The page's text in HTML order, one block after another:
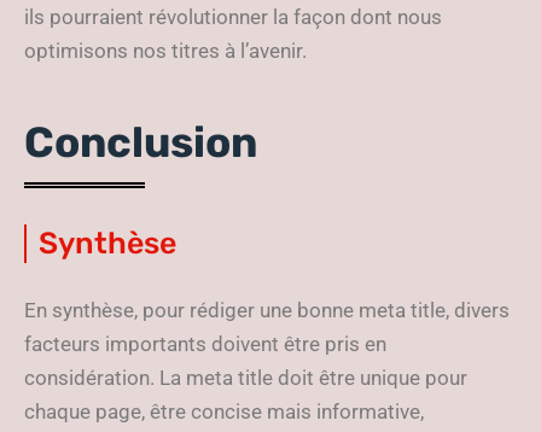
ils pourraient révolutionner la façon dont nous
optimisons nos titres à l’avenir.
Conclusion
Synthèse
En synthèse, pour rédiger une bonne meta title, divers
facteurs importants doivent être pris en
considération. La meta title doit être unique pour
chaque page, être concise mais informative,